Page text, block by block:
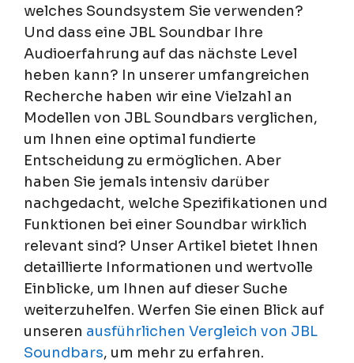
welches Soundsystem Sie verwenden?
Und dass eine JBL Soundbar Ihre
Audioerfahrung auf das nächste Level
heben kann? In unserer umfangreichen
Recherche haben wir eine Vielzahl an
Modellen von JBL Soundbars verglichen,
um Ihnen eine optimal fundierte
Entscheidung zu ermöglichen. Aber
haben Sie jemals intensiv darüber
nachgedacht, welche Spezifikationen und
Funktionen bei einer Soundbar wirklich
relevant sind? Unser Artikel bietet Ihnen
detaillierte Informationen und wertvolle
Einblicke, um Ihnen auf dieser Suche
weiterzuhelfen. Werfen Sie einen Blick auf
unseren ausführlichen Vergleich von JBL
Soundbars, um mehr zu erfahren.